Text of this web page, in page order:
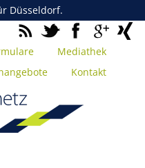
Düsseldorf.
Mediathek
Kontakt